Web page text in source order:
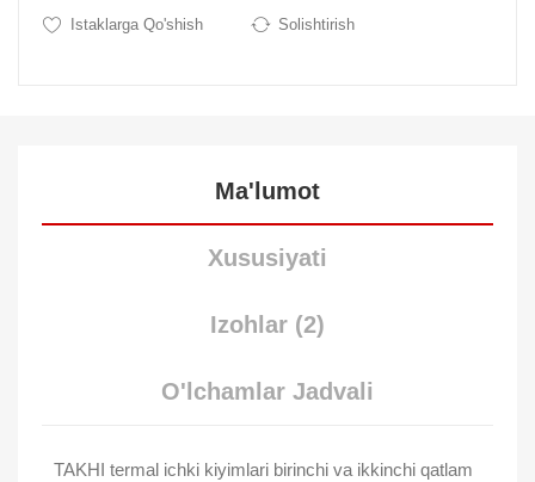
Istaklarga Qo'shish Solishtirish
Ma'lumot
Xususiyati
Izohlar (2)
O'lchamlar Jadvali
TAKHI termal ichki kiyimlari birinchi va ikkinchi qatlam